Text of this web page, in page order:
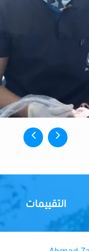
التقييمات